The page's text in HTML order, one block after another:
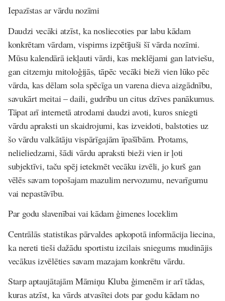
Iepazīstas ar vārdu nozīmi
Daudzi vecāki atzīst, ka nosliecoties par labu kādam
konkrētam vārdam, vispirms izpētījuši šī vārda nozīmi.
Mūsu kalendārā iekļauti vārdi, kas meklējami gan latviešu,
gan citzemju mitoloģijās, tāpēc vecāki bieži vien lūko pēc
vārda, kas dēlam sola spēcīga un varena dieva aizgādnību,
savukārt meitai – daili, gudrību un citus dzīves panākumus.
Tāpat arī internetā atrodami daudzi avoti, kuros sniegti
vārdu apraksti un skaidrojumi, kas izveidoti, balstoties uz
šo vārdu valkātāju vispārīgajām īpašībām. Protams,
nelieliedzami, šādi vārdu apraksti bieži vien ir ļoti
subjektīvi, taču spēj ietekmēt vecāku izvēli, jo kurš gan
vēlēs savam topošajam mazulim nervozumu, nevarīgumu
vai nepastāvību.
Par godu slavenībai vai kādam ģimenes loceklim
Centrālās statistikas pārvaldes apkopotā informācija liecina,
ka nereti tieši dažādu sportistu izcilais sniegums mudinājis
vecākus izvēlēties savam mazajam konkrētu vārdu.
Starp aptaujātajām Māmiņu Kluba ģimenēm ir arī tādas,
kuras atzīst, ka vārds atvasītei dots par godu kādam no